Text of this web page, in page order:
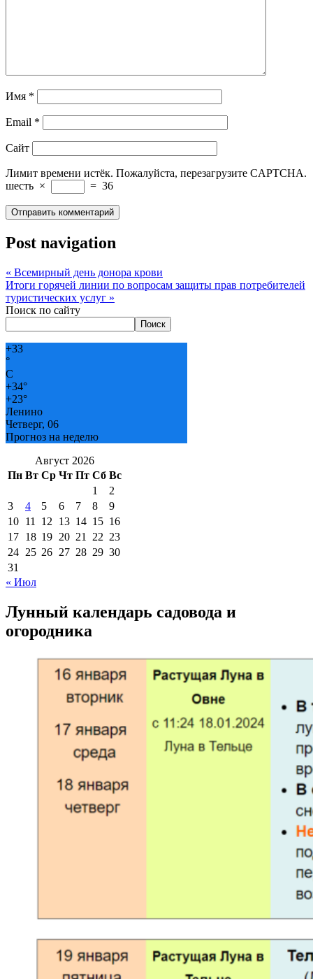
Имя *
Email *
Сайт
Лимит времени истёк. Пожалуйста, перезагрузите CAPTCHA.
шесть × = 36
Post navigation
« Всемирный день донора крови
Итоги горячей линии по вопросам защиты прав потребителей
туристических услуг »
Поиск по сайту
Поиск
+33
°
C
+34°
+23°
Ленино
Четверг, 06
Прогноз на неделю
Август 2026
Пн Вт Ср Чт Пт Сб Вс
1
2
3
4 5 6 7 8
9
10 11 12 13 14 15 16
17 18 19 20 21 22 23
24 25 26 27 28 29 30
31
« Июл
Лунный календарь садовода и
огородника